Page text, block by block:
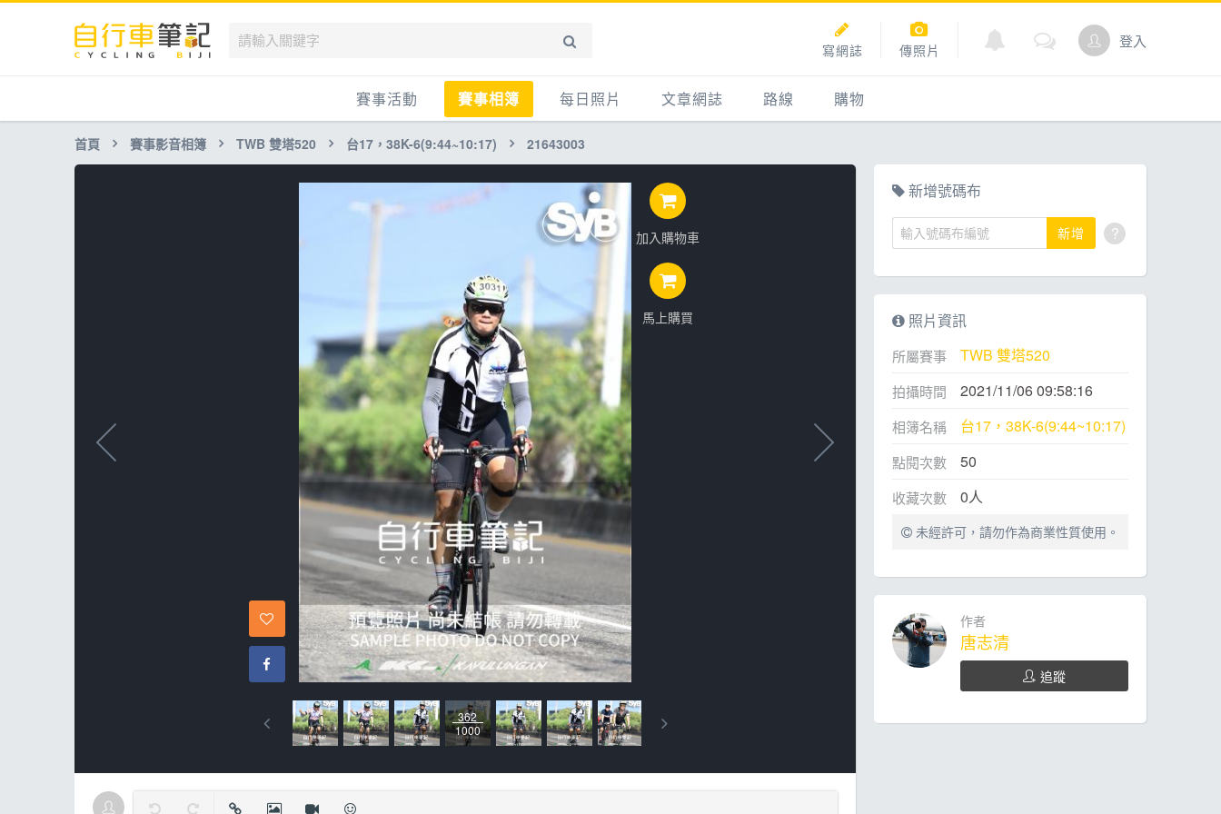
寫網誌 傳照片 登入
賽事活動
國內
國外
兒童滑步車
賽事相簿
賽事影音相簿
自行車好影片
每日照片 文章網誌
知識
新聞
產品
賽事
心得
路線 購物
點數商城
首頁 賽事影音相簿 TWB 雙塔520 台17，38K-6(9:44~10:17) 21643003
加入購物車
馬上購買
362
1000
新增號碼布
新增 ?
照片資訊
所屬賽事 TWB 雙塔520
拍攝時間 2021/11/06 09:58:16
相簿名稱 台17，38K-6(9:44~10:17)
點閱次數 50
收藏次數 0人
未經許可，請勿作為商業性質使用。
作者
唐志清
追蹤